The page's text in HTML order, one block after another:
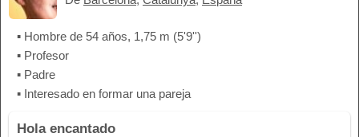
▪ Hombre de 54 años, 1,75 m (5'9'')
▪ Profesor
▪ Padre
▪ Interesado en formar una pareja
Hola encantado